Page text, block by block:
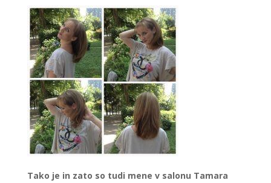
Tako je in zato so tudi mene v salonu Tamara